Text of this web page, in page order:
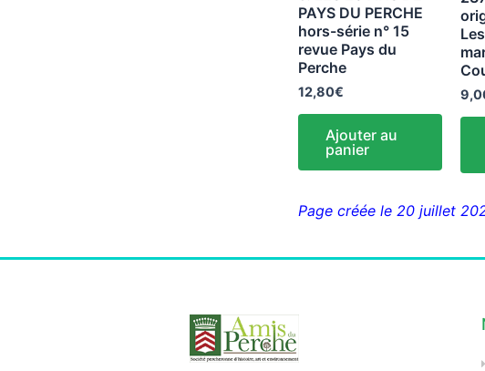
PAYS DU PERCHE
hors-série n° 15
revue Pays du
Perche
12,80€
Ajouter au
panier
Page créée le 20 juillet